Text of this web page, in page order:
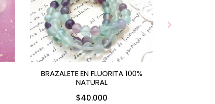
BRAZALETE EN FLUORITA 100%
NATURAL
$40.000